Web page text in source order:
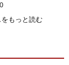
をもっと読む